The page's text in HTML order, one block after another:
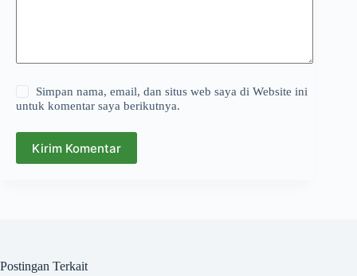
Simpan nama, email, dan situs web saya di Website ini
untuk komentar saya berikutnya.
Kirim Komentar
Postingan Terkait